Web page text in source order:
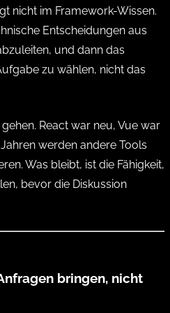
nicht im Framework-Wissen.
Entscheidungen aus
und dann das
zu wählen, nicht das
React war neu, Vue war
werden andere Tools
Was bleibt, ist die Fähigkeit,
bevor die Diskussion
bringen, nicht